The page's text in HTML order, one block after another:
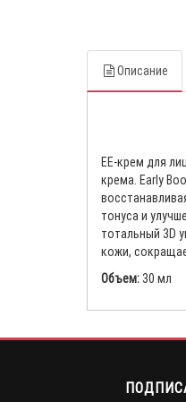
Описание
ЕЕ-крем для
крема. Early
тонуса и
тотальный 3D
кожи,
Объем: 30 мл